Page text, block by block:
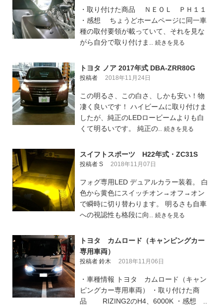
・取り付けた商品 ＮＥＯＬ ＰＨ１１
・感想 ちょうどホームページに同一車
種の取付要領が載っていて、それを見な
がら自分で取り付けま.. 続きを見る
トヨタ ノア 2017年式 DBA-ZRR80G
投稿者 2018年11月24日
この明るさ、この白さ、しかも安い！物
凄く良いです！ ハイビームに取り付けま
したが、純正のLEDロービームよりも白
くて明るいです。 純正の.. 続きを見る
スイフトスポーツ H22年式・ZC31S
投稿者 S 2018年11月07日
フォグ専用LED デュアルカラー装着。 白
色から黄色にスイッチオン→オフ→オン
で瞬時に切り替わります。 明るさも自車
への視認性も格段に向.. 続きを見る
トヨタ カムロード（キャンピングカー
専用車両）
投稿者 鈴木 2018年11月06日
・車種情報 トヨタ カムロード（キャン
ピングカー専用車両） ・取り付けた商
品 RIZING2のH4、6000K ・感想 ..